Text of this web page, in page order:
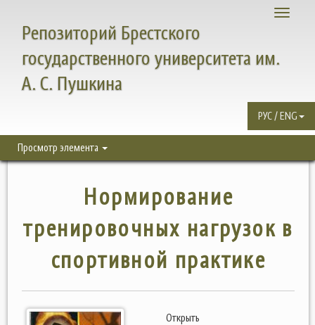
Toggle
Репозиторий Брестского
государственного университета им.
А. С. Пушкина
РУС / ENG
Просмотр элемента
Нормирование
тренировочных нагрузок в
спортивной практике
Открыть